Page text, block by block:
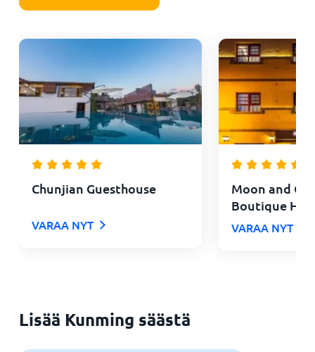
Chunjian Guesthouse
VARAA NYT
Moon and
Boutique
VARAA NYT
Lisää Kunming säästä